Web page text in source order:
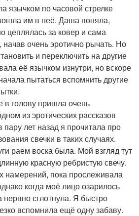
язычком по часовой стрелке
им в неё. Даша поняла,
цеплялась за ковер и сама
очень эротично рычать. Но
и переключить на другие
её язычком изнутри, но вскоре
пытаться вспомнить другие
в голову пришла очень
из эротических рассказов
пару лет назад я прочитала про
свечки в таких случаях.
раем воска была. Мой взгляд тут
красную ребристую свечу.
пока прослеживала
когда моё лицо озарилось
сглотнула. Я быстро
вспомнила ещё одну забаву.